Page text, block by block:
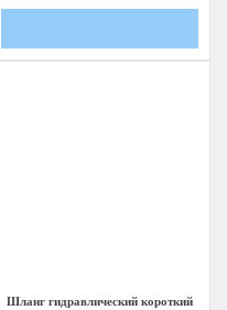
Шланг гидравлический короткий